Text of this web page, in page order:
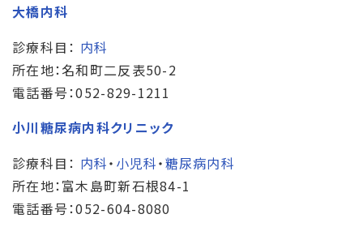
大橋内科
診療科目： 内科
所在地：名和町二反表50-2
電話番号：052-829-1211
小川糖尿病内科クリニック
診療科目： 内科・ 小児科・糖尿病内科
所在地：富木島町新石根84-1
電話番号：052-604-8080